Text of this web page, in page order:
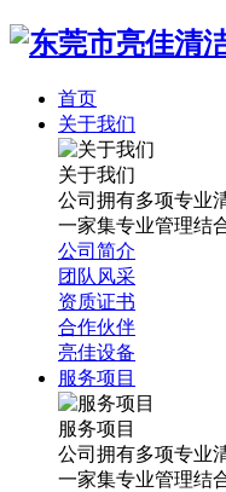
首页
关于我们
关于我们
公司拥有多项专业
一家集专业管理结
公司简介
团队风采
资质证书
合作伙伴
亮佳设备
服务项目
服务项目
公司拥有多项专业
一家集专业管理结